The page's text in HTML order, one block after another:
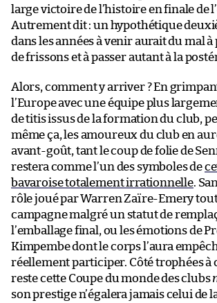
large victoire de l’histoire en finale de
Autrement dit : un hypothétique
dans les années à venir aurait du mal
de frissons et à passer autant à la
Alors, comment y arriver ? En
l’Europe avec une équipe plus
de titis issus de la formation du club,
même ça, les amoureux du club en
avant-goût, tant le coup de folie de
restera comme l’un des symboles de
bavaroise totalement irrationnelle.
rôle joué par Warren Zaïre-Emery tout
campagne malgré un statut de
l’emballage final, ou les émotions de
Kimpembe dont le corps l’aura
réellement participer. Côté trophées à
reste cette Coupe du monde des clubs
son prestige n’égalera jamais celui de